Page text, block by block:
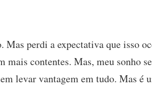
Mas perdi a expectativa que isso
contentes. Mas, meu sonho
levar vantagem em tudo. Mas é